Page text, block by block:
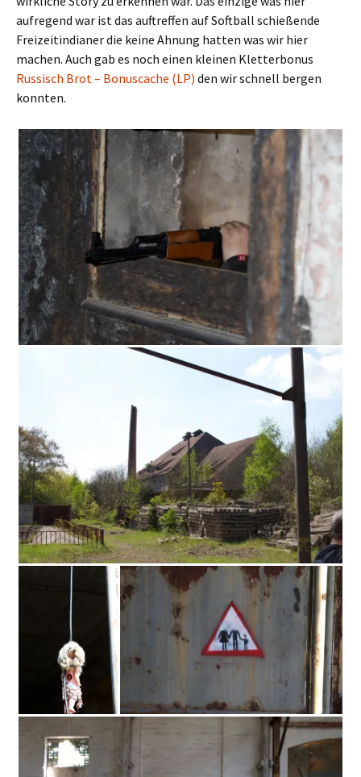
aufregend war ist das auftreffen auf Softball schießende
Freizeitindianer die keine Ahnung hatten was wir hier
machen. Auch gab es noch einen kleinen Kletterbonus
Russisch Brot – Bonuscache (LP) den wir schnell bergen
konnten.